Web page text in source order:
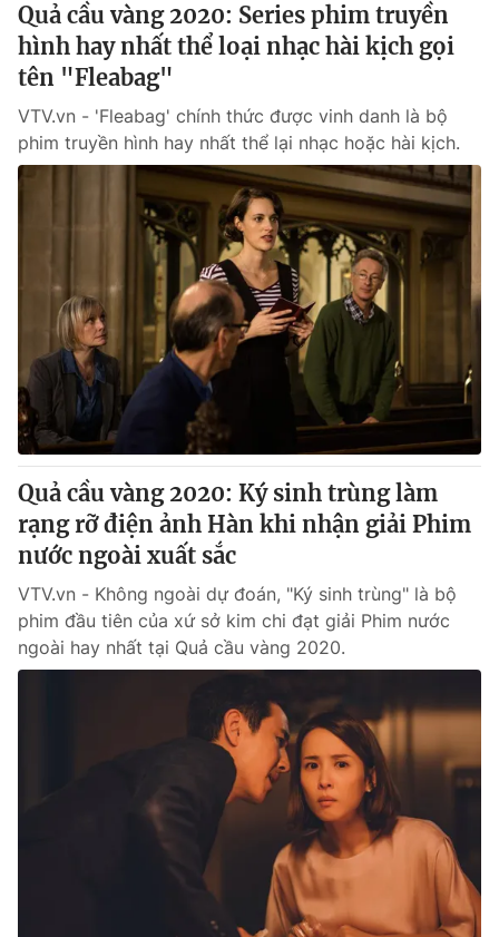
Quả cầu vàng 2020: Series phim truyền
hình hay nhất thể loại nhạc hài kịch gọi
tên "Fleabag"
VTV.vn - 'Fleabag' chính thức được vinh danh là bộ
phim truyền hình hay nhất thể lại nhạc hoặc hài kịch.
Quả cầu vàng 2020: Ký sinh trùng làm
rạng rỡ điện ảnh Hàn khi nhận giải Phim
nước ngoài xuất sắc
VTV.vn - Không ngoài dự đoán, "Ký sinh trùng" là bộ
phim đầu tiên của xứ sở kim chi đạt giải Phim nước
ngoài hay nhất tại Quả cầu vàng 2020.